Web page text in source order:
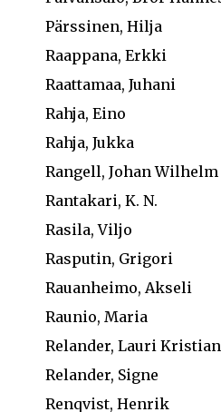
Pärssinen, Hilja
Raappana, Erkki
Raattamaa, Juhani
Rahja, Eino
Rahja, Jukka
Rangell, Johan Wilhelm
Rantakari, K. N.
Rasila, Viljo
Rasputin, Grigori
Rauanheimo, Akseli
Raunio, Maria
Relander, Lauri Kristian
Relander, Signe
Renqvist, Henrik